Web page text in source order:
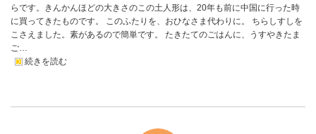
らです。きんかんほどの大きさのこの土人形は、20年も前に中国に行った時
に買ってきたものです。 このふたりを、おひなさま代わりに。 ちらしすしを
こさえました。素があるので簡単です。 たきたてのごはんに、うすやきたま
ご…
続きを読む